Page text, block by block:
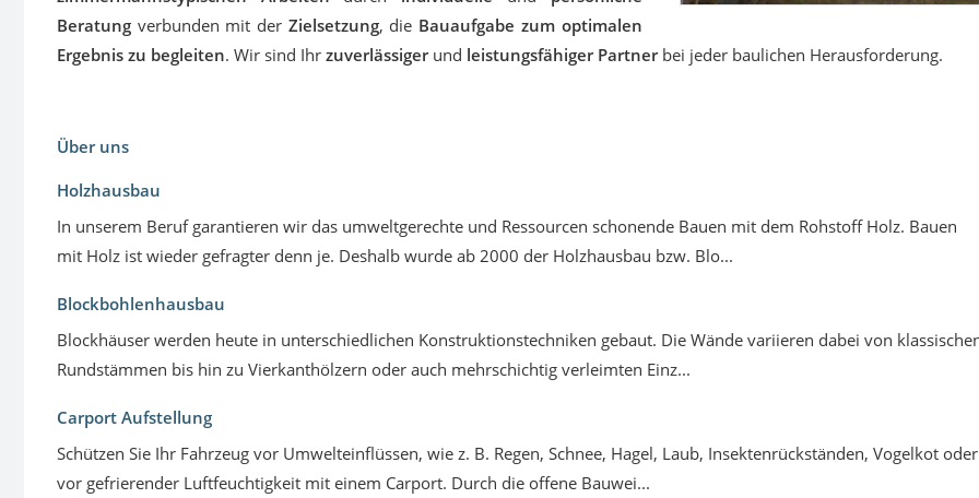
Beratung verbunden mit der Zielsetzung, die Bauaufgabe zum optimalen
Ergebnis zu begleiten. Wir sind Ihr zuverlässigerund leistungsfähiger Partnerbei jeder baulichen Herausforderung.
Über uns
Holzhausbau
In unserem Beruf garantieren wir das umweltgerechte und Ressourcen schonende Bauen mit dem Rohstoff Holz. Bauen
mit Holz ist wieder gefragter denn je. Deshalb wurde ab 2000 der Holzhausbau bzw. Blo...
Blockbohlenhausbau
Blockhäuser werden heute in unterschiedlichen Konstruktionstechniken gebaut. Die Wände variieren dabei von
Rundstämmen bis hin zu Vierkanthölzern oder auch mehrschichtig verleimten Einz...
Carport Aufstellung
Schützen Sie Ihr Fahrzeug vor Umwelteinflüssen, wie z. B. Regen, Schnee, Hagel, Laub, Insektenrückständen, Vogelkot oder
vor gefrierender Luftfeuchtigkeit mit einem Carport. Durch die offene Bauwei...